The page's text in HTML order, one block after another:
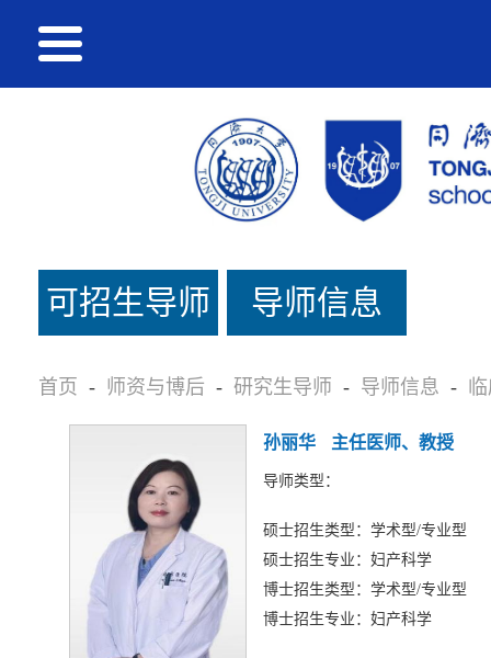
可招生导师
名单
导师信息
首页 - 师资与博后 - 研究生导师 - 导师信息 -
孙丽华 主任医师、教授
导师类型：
硕士招生类型：学术型/专业型
硕士招生专业：妇产科学
博士招生类型：学术型/专业型
博士招生专业：妇产科学